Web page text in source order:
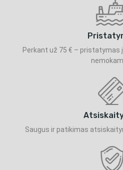
Perkant už 75 € – pristatymas
Saugus ir patikimas